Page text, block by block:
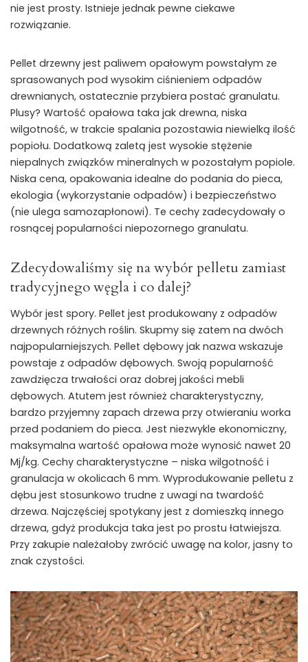
nie jest prosty. Istnieje jednak pewne ciekawe
rozwiązanie.
Pellet drzewny jest paliwem opałowym powstałym ze
sprasowanych pod wysokim ciśnieniem odpadów
drewnianych, ostatecznie przybiera postać granulatu.
Plusy? Wartość opałowa taka jak drewna, niska
wilgotność, w trakcie spalania pozostawia niewielką ilość
popiołu. Dodatkową zaletą jest wysokie stężenie
niepalnych związków mineralnych w pozostałym popiole.
Niska cena, opakowania idealne do podania do pieca,
ekologia (wykorzystanie odpadów) i bezpieczeństwo
(nie ulega samozapłonowi). Te cechy zadecydowały o
rosnącej popularności niepozornego granulatu.
Zdecydowaliśmy się na wybór pelletu zamiast
tradycyjnego węgla i co dalej?
Wybór jest spory. Pellet jest produkowany z odpadów
drzewnych różnych roślin. Skupmy się zatem na dwóch
najpopularniejszych. Pellet dębowy jak nazwa wskazuje
powstaje z odpadów dębowych. Swoją popularność
zawdzięcza trwałości oraz dobrej jakości mebli
dębowych. Atutem jest również charakterystyczny,
bardzo przyjemny zapach drzewa przy otwieraniu worka
przed podaniem do pieca. Jest niezwykle ekonomiczny,
maksymalna wartość opałowa może wynosić nawet 20
Mj/kg. Cechy charakterystyczne – niska wilgotność i
granulacja w okolicach 6 mm. Wyprodukowanie pelletu z
dębu jest stosunkowo trudne z uwagi na twardość
drzewa. Najczęściej spotykany jest z domieszką innego
drzewa, gdyż produkcja taka jest po prostu łatwiejsza.
Przy zakupie należałoby zwrócić uwagę na kolor, jasny to
znak czystości.